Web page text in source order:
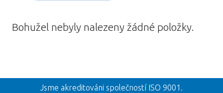
Bohužel nebyly nalezeny žádné položky.
Zpět
Jsme akreditováni společností ISO 9001.